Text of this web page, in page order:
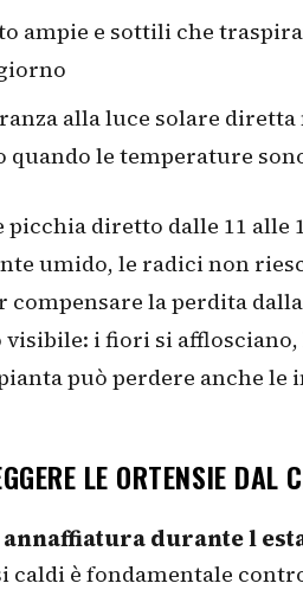
ampie e sottili che
alla luce solare
le temperature
picchia diretto dalle 11 alle
umido, le radici non
compensare la perdita
visibile: i fiori si
può perdere anche le
LE ORTENSIE DAL
durante l
caldi è fondamentale